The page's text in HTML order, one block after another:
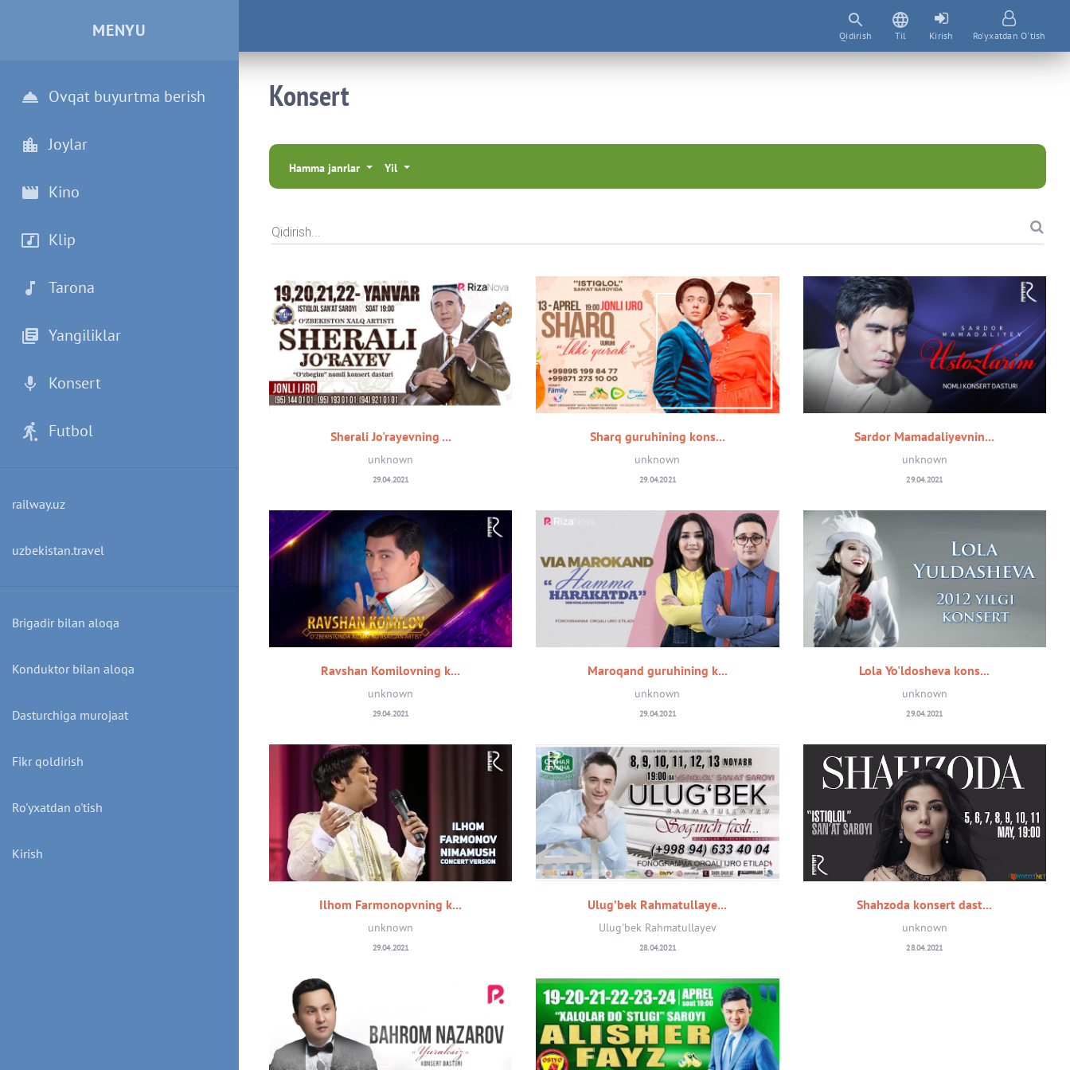
Qidirish Til Kirish Ro'yxatdan O'tish
MENYU
Ovqat buyurtma berish
Joylar
Kino
Klip
Tarona
Yangiliklar
Konsert
Futbol
railway.uz
uzbekistan.travel
Brigadir bilan aloqa
Konduktor bilan aloqa
Dasturchiga murojaat
Fikr qoldirish
Ro'yxatdan o'tish
Kirish
Konsert
Hamma janrlar Yil
Qidirish...
Sherali Jo'rayevning ...
unknown
29.04.2021
Sharq guruhining kons...
unknown
29.04.2021
Sardor Mamadaliyevnin...
unknown
29.04.2021
Ravshan Komilovning k...
unknown
29.04.2021
Maroqand guruhining k...
unknown
29.04.2021
Lola Yo'ldosheva kons...
unknown
29.04.2021
Ilhom Farmonopvning k...
unknown
29.04.2021
Ulug’bek Rahmatullaye...
Ulug'bek Rahmatullayev
28.04.2021
Shahzoda konsert dast...
unknown
28.04.2021